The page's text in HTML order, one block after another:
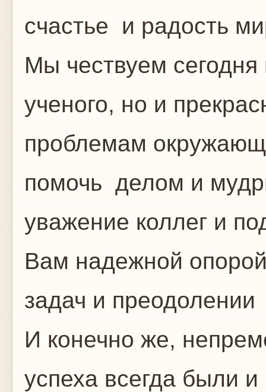
счастье и радость
Мы чествуем
ученого, но и
проблемам
помочь делом и
уважение коллег и
Вам надежной
задач и преодолении
И конечно же,
успеха всегда были